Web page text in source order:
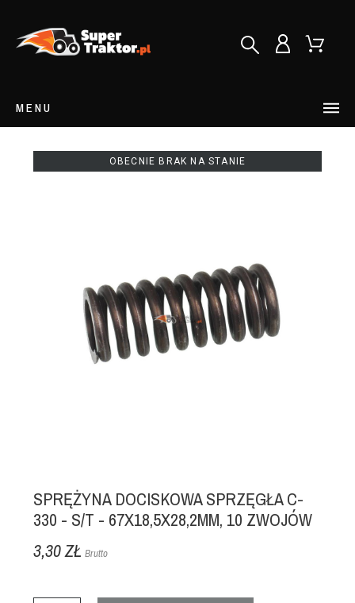
MENU
OBECNIE BRAK NA STANIE
SPRĘŻYNA DOCISKOWA SPRZĘGŁA C-
330 - S/T - 67X18,5X28,2MM, 10 ZWOJÓW
3,30 ZŁ Brutto